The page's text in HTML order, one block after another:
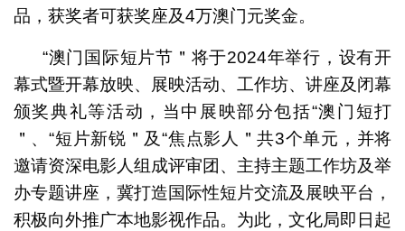
品，获奖者可获奖座及4万澳门元奖金。
“澳门国际短片节＂将于2024年举行，设有开
幕式暨开幕放映、展映活动、工作坊、讲座及闭幕
颁奖典礼等活动，当中展映部分包括“澳门短打
＂、“短片新锐＂及“焦点影人＂共3个单元，并将
邀请资深电影人组成评审团、主持主题工作坊及举
办专题讲座，冀打造国际性短片交流及展映平台，
积极向外推广本地影视作品。为此，文化局即日起